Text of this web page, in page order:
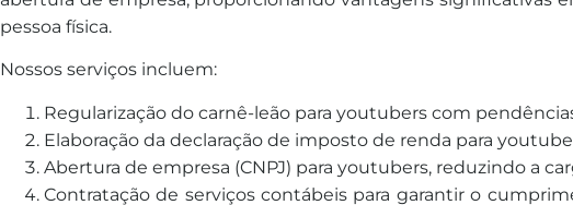
pessoa física.
Nossos serviços incluem:
Regularização do carnê-leão para youtubers com
Elaboração da declaração de imposto de renda para
Abertura de empresa (CNPJ) para youtubers, reduzindo a
Contratação de serviços contábeis para garantir o